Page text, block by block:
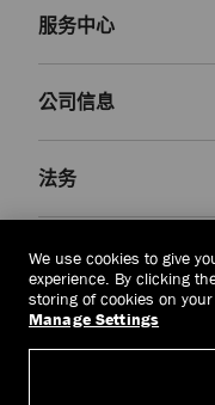
露跟、便鞋款式穆勒鞋实用
底鞋以外的时尚升级之选
常见问题解答
提交退货
送货
服务中心
定制服务
保修服务
公司信息
我们的历史
我们的影响与责任
我們的影響與責任
匠心工艺
法务
条款与条件
被遗忘权
主体访问请求表
中国台湾(HK$)
We use cookies to give
experience. By clicking
storing of cookies on
Manage Settings